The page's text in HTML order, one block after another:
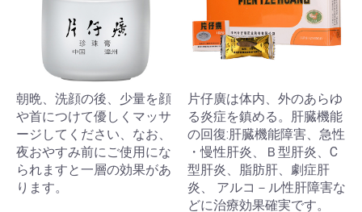
朝晩、洗顔の後、少量を顔
や首につけて優しくマッサ
ージしてください、なお、
夜おやすみ前にご使用にな
られますと一層の効果があ
ります。
片仔廣は体内、外のあらゆ
る炎症を鎮める。肝臓機能
の回復:肝臓機能障害、急性
・慢性肝炎、Ｂ型肝炎、C
型肝炎、脂肪肝、劇症肝
炎、 アルコ－ル性肝障害な
どに治療効果確実です。